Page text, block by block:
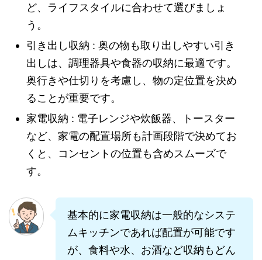
ど、ライフスタイルに合わせて選びましょ
う。
引き出し収納 : 奥の物も取り出しやすい引き
出しは、調理器具や食器の収納に最適です。
奥行きや仕切りを考慮し、物の定位置を決め
ることが重要です。
家電収納 : 電子レンジや炊飯器、トースター
など、家電の配置場所も計画段階で決めてお
くと、コンセントの位置も含めスムーズで
す。
基本的に家電収納は一般的なシステ
ムキッチンであれば配置が可能です
が、食料や水、お酒など収納もどん